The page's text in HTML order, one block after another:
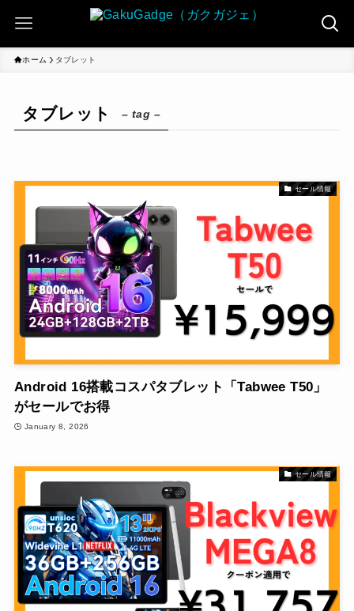
ホーム タブレット
タブレット – tag –
セール情報
Android 16搭載コスパタブレット「Tabwee T50」
がセールでお得
January 8, 2026
セール情報